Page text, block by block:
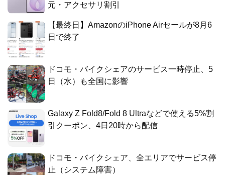
元・アクセサリ割引
【最終日】AmazonのiPhone Airセールが8月6
日で終了
ドコモ・バイクシェアのサービス一時停止、5
日（水）も全国に影響
Galaxy Z Fold8/Fold 8 Ultraなどで使える5%割
引クーポン、4日20時から配信
ドコモ・バイクシェア、全エリアでサービス停
止（システム障害）